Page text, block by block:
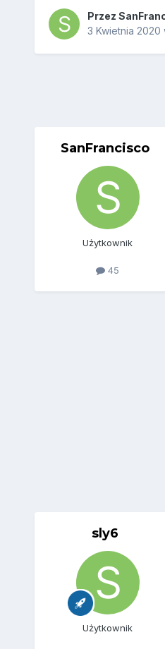
Przez
3 Kwietnia 2020
SanFrancisco
Użytkownik
45
sly6
Użytkownik